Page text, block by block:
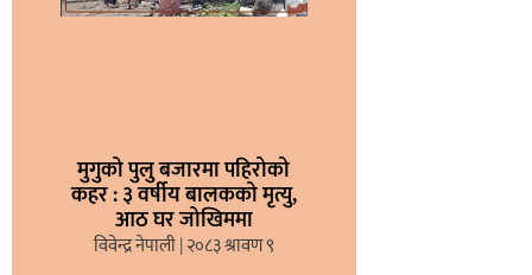
मुगुको पुलु बजारमा पहिरोको
कहर : ३ वर्षीय बालकको मृत्यु,
आठ घर जोखिममा
विवेन्द्र नेपाली २०८३ श्रावण ९